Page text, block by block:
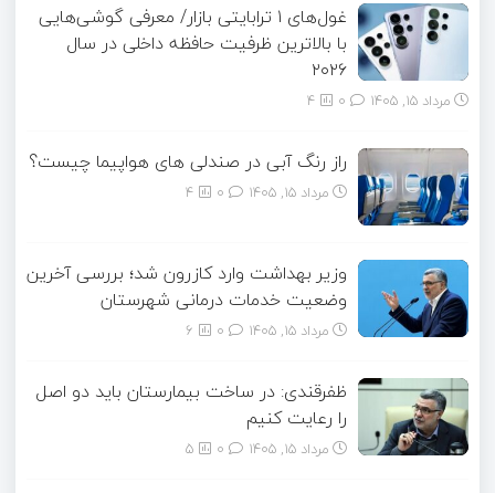
غول‌های ۱ ترابایتی بازار/ معرفی گوشی‌هایی
با بالاترین ظرفیت حافظه داخلی در سال
۲۰۲۶
مرداد ۱۵, ۱۴۰۵ 4
راز رنگ آبی در صندلی های هواپیما چیست؟
مرداد ۱۵, ۱۴۰۵ 4
وزیر بهداشت وارد کازرون شد؛ بررسی آخرین
وضعیت خدمات درمانی شهرستان
مرداد ۱۵, ۱۴۰۵ 6
ظفرقندی: در ساخت بیمارستان باید دو اصل
را رعایت کنیم
مرداد ۱۵, ۱۴۰۵ 5